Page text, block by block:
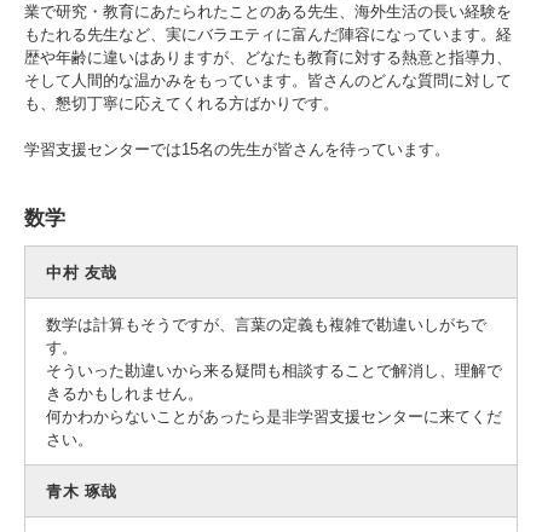
業で研究・教育にあたられたことのある先生、海外生活の長い経験を
もたれる先生など、実にバラエティに富んだ陣容になっています。経
歴や年齢に違いはありますが、どなたも教育に対する熱意と指導力、
そして人間的な温かみをもっています。皆さんのどんな質問に対して
も、懇切丁寧に応えてくれる方ばかりです。
学習支援センターでは15名の先生が皆さんを待っています。
数学
中村 友哉
数学は計算もそうですが、言葉の定義も複雑で勘違いしがちで
す。
そういった勘違いから来る疑問も相談することで解消し、理解で
きるかもしれません。
何かわからないことがあったら是非学習支援センターに来てくだ
さい。
青木 琢哉